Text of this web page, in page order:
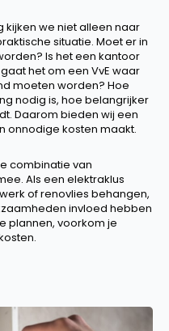
kijken we niet alleen naar
situatie. Moet er in
Is het een kantoor
het om een VvE waar
moeten worden? Hoe
nodig is, hoe belangrijker
Daarom bieden wij een
onnodige kosten maakt.
combinatie van
Als een elektraklus
of renovlies behangen,
invloed hebben
plannen, voorkom je